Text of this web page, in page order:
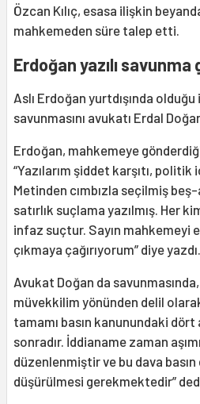
Özcan Kılıç, esasa ilişkin
mahkemeden süre talep etti.
Erdoğan yazılı savunma
Aslı Erdoğan yurtdışında olduğu
savunmasını avukatı Erdal
Erdoğan, mahkemeye
“Yazılarım şiddet karşıtı,
Metinden cımbızla seçilmiş
satırlık suçlama yazılmış. Her
infaz suçtur. Sayın mahkemeyi
çıkmaya çağırıyorum” diye yazdı.
Avukat Doğan da
müvekkilim yönünden delil
tamamı basın kanunundaki dört
sonradır. İddianame zaman
düzenlenmiştir ve bu dava basın
düşürülmesi gerekmektedir”